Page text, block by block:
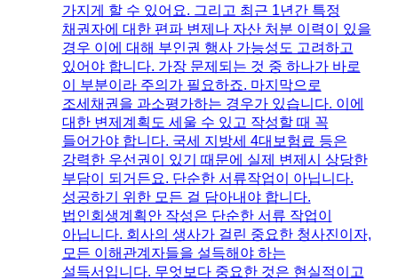
가지게 할 수 있어요. ​그리고 최근 1년간 특정
채권자에 대한 편파 변제나 자산 처분 이력이 있을
경우 이에 대해 부인권 행사 가능성도 고려하고
있어야 합니다. 가장 문제되는 것 중 하나가 바로
이 부분이라 주의가 필요하죠. ​마지막으로
조세채권을 과소평가하는 경우가 있습니다. 이에
대한 변제계획도 세울 수 있고 작성할 때 꼭
들어가야 합니다. 국세 지방세 4대보험료 등은
강력한 우선권이 있기 때문에 실제 변제시 상당한
부담이 되거든요.​ 단순한 서류작업이 아닙니다.
성공하기 위한 모든 걸 담아내야 합니다.
법인회생계획안 작성은 단순한 서류 작업이
아닙니다. 회사의 생사가 걸린 중요한 청사진이자,
모든 이해관계자들을 설득해야 하는
설득서입니다. ​무엇보다 중요한 것은 현실적이고